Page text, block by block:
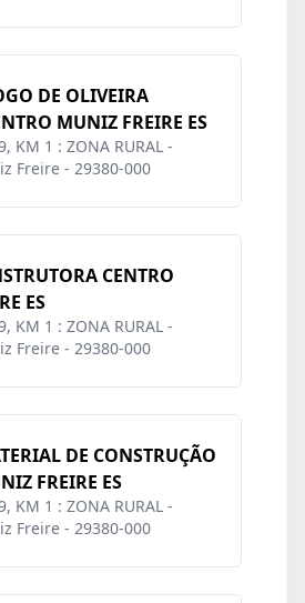
DE OLIVEIRA
MUNIZ FREIRE ES
KM 1 : ZONA RURAL -
Freire - 29380-000
CENTRO
ES
KM 1 : ZONA RURAL -
Freire - 29380-000
DE CONSTRUÇÃO
FREIRE ES
KM 1 : ZONA RURAL -
Freire - 29380-000